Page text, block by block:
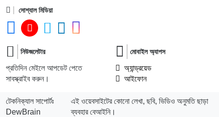
সরকারি বিএম কলেজ যুব রেড ক্রিসেন্টের অরিয়েন্টেশন ও নবীনবরণ
অনুষ্ঠিত
১২
ডিগ্রি হলের ঝুঁকিপূর্ণ ভবন পরিদর্শনে বিএম কলেজ অধ্যক্ষ, দ্রুত
সংস্কারের নির্দেশনা
১৩
বাকেরগঞ্জে বোমা বিস্ফোরণ, নারী-শিশুসহ দগ্ধ ৩
১৪
সোশ্যাল মিডিয়া
নিউজলেটার
প্রতিদিন মেইলে আপডেট পেতে
সাবস্ক্রাইব করুন।
মোবাইল অ্যাপস
অ্যান্ড্রয়েড
আইফোন
টেকনিক্যাল সাপোর্টঃ
DewBrain
এই ওয়েবসাইটের কোনো লেখা, ছবি, ভিডিও অনুমতি ছাড়া
ব্যবহার বেআইনি।